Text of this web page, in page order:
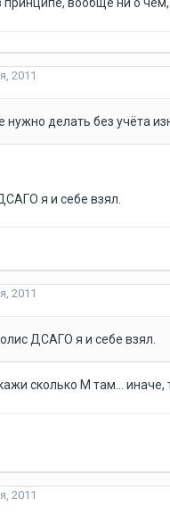
2011
нужно делать без учёта
я и себе взял.
2011
ДСАГО я и себе взял.
сколько М там... иначе,
2011